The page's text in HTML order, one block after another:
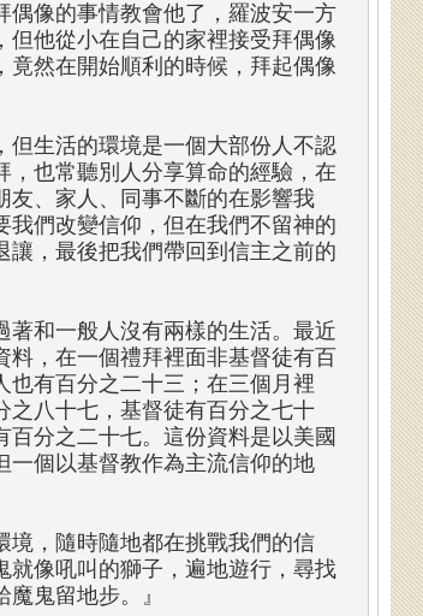
像的事情教會他了，羅波安一方
但他從小在自己的家裡接受拜偶像
竟然在開始順利的時候，拜起偶像
生活的環境是一個大部份人不認
也常聽別人分享算命的經驗，在
友、家人、同事不斷的在影響我
們改變信仰，但在我們不留神的
讓，最後把我們帶回到信主之前的
和一般人沒有兩樣的生活。最近
，在一個禮拜裡面非基督徒有百
也有百分之二十三；在三個月裡
之八十七，基督徒有百分之七十
分之二十七。這份資料是以美國
一個以基督教作為主流信仰的地
境，隨時隨地都在挑戰我們的信
像吼叫的獅子，遍地遊行，尋找
鬼留地步。』